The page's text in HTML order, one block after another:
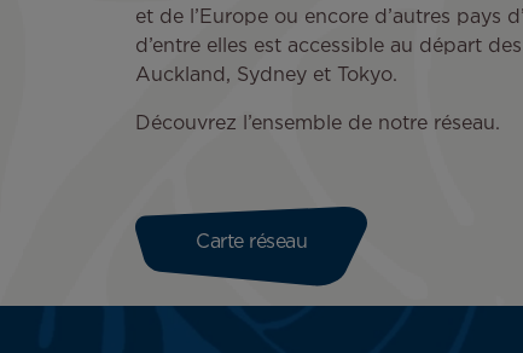
et de l’Europe ou encore d’autres pays
d’entre elles est accessible au départ
Auckland, Sydney et Tokyo.
Découvrez l’ensemble de notre réseau.
Carte réseau